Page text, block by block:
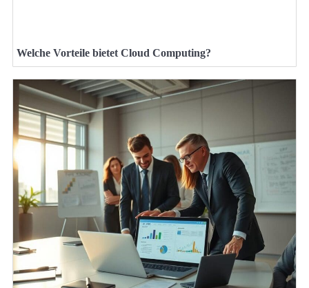
Welche Vorteile bietet Cloud Computing?